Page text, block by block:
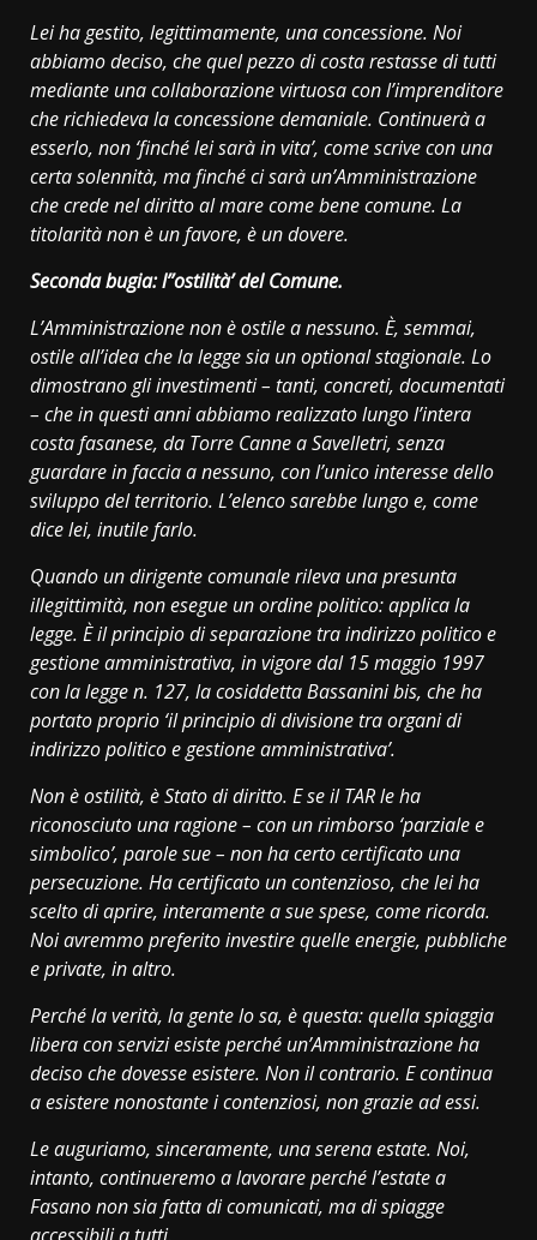
Lei ha gestito, legittimamente, una concessione. Noi
abbiamo deciso, che quel pezzo di costa restasse di tutti
mediante una collaborazione virtuosa con l’imprenditore
che richiedeva la concessione demaniale. Continuerà a
esserlo, non ‘finché lei sarà in vita’, come scrive con una
certa solennità, ma finché ci sarà un’Amministrazione
che crede nel diritto al mare come bene comune. La
titolarità non è un favore, è un dovere.
Seconda bugia: l’’ostilità’ del Comune.
L’Amministrazione non è ostile a nessuno. È, semmai,
ostile all’idea che la legge sia un optional stagionale. Lo
dimostrano gli investimenti – tanti, concreti, documentati
– che in questi anni abbiamo realizzato lungo l’intera
costa fasanese, da Torre Canne a Savelletri, senza
guardare in faccia a nessuno, con l’unico interesse dello
sviluppo del territorio. L’elenco sarebbe lungo e, come
dice lei, inutile farlo.
Quando un dirigente comunale rileva una presunta
illegittimità, non esegue un ordine politico: applica la
legge. È il principio di separazione tra indirizzo politico e
gestione amministrativa, in vigore dal 15 maggio 1997
con la legge n. 127, la cosiddetta Bassanini bis, che ha
portato proprio ‘il principio di divisione tra organi di
indirizzo politico e gestione amministrativa’.
Non è ostilità, è Stato di diritto. E se il TAR le ha
riconosciuto una ragione – con un rimborso ‘parziale e
simbolico’, parole sue – non ha certo certificato una
persecuzione. Ha certificato un contenzioso, che lei ha
scelto di aprire, interamente a sue spese, come ricorda.
Noi avremmo preferito investire quelle energie, pubbliche
e private, in altro.
Perché la verità, la gente lo sa, è questa: quella spiaggia
libera con servizi esiste perché un’Amministrazione ha
deciso che dovesse esistere. Non il contrario. E continua
a esistere nonostante i contenziosi, non grazie ad essi.
Le auguriamo, sinceramente, una serena estate. Noi,
intanto, continueremo a lavorare perché l’estate a
Fasano non sia fatta di comunicati, ma di spiagge